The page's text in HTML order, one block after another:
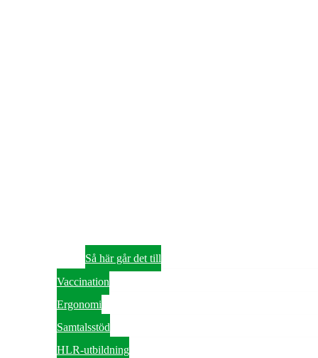
Så här går det till
Vaccination
Ergonomi
Samtalsstöd
HLR-utbildning